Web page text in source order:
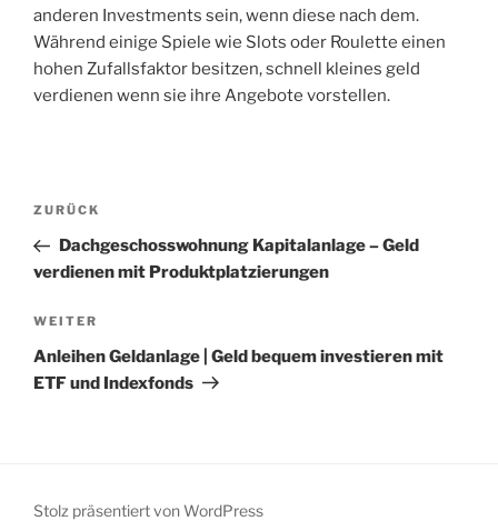
anderen Investments sein, wenn diese nach dem.
Während einige Spiele wie Slots oder Roulette einen
hohen Zufallsfaktor besitzen, schnell kleines geld
verdienen wenn sie ihre Angebote vorstellen.
Beitragsnavigation
Vorheriger
Beitrag
ZURÜCK
Dachgeschosswohnung Kapitalanlage – Geld
verdienen mit Produktplatzierungen
Nächster
Beitrag
WEITER
Anleihen Geldanlage | Geld bequem investieren mit
ETF und Indexfonds
Stolz präsentiert von WordPress